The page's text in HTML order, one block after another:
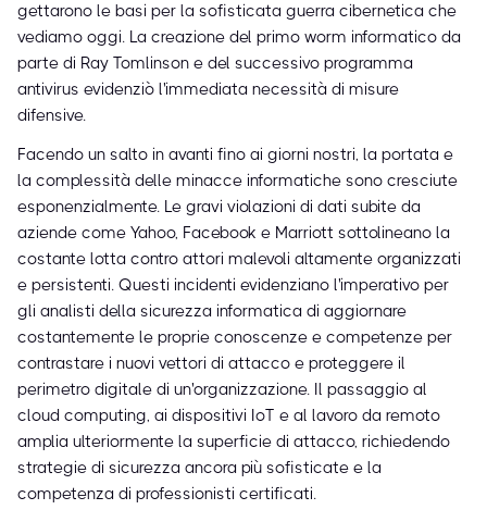
gettarono le basi per la sofisticata guerra cibernetica che
vediamo oggi. La creazione del primo worm informatico da
parte di Ray Tomlinson e del successivo programma
antivirus evidenziò l'immediata necessità di misure
difensive.
Facendo un salto in avanti fino ai giorni nostri, la portata e
la complessità delle minacce informatiche sono cresciute
esponenzialmente. Le gravi violazioni di dati subite da
aziende come Yahoo, Facebook e Marriott sottolineano la
costante lotta contro attori malevoli altamente organizzati
e persistenti. Questi incidenti evidenziano l'imperativo per
gli analisti della sicurezza informatica di aggiornare
costantemente le proprie conoscenze e competenze per
contrastare i nuovi vettori di attacco e proteggere il
perimetro digitale di un'organizzazione. Il passaggio al
cloud computing, ai dispositivi IoT e al lavoro da remoto
amplia ulteriormente la superficie di attacco, richiedendo
strategie di sicurezza ancora più sofisticate e la
competenza di professionisti certificati.